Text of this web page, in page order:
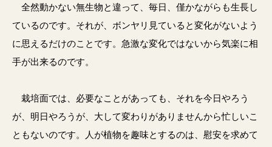
全然動かない無生物と違って、毎日、僅かながらも生長し
ているのです。それが、ボンヤリ見ていると変化がないよう
に思えるだけのことです。急激な変化ではないから気楽に相
手が出来るのです。
栽培面では、必要なことがあっても、それを今日やろう
が、明日やろうが、大して変わりがありませんから忙しいこ
ともないのです。人が植物を趣味とするのは、慰安を求めて